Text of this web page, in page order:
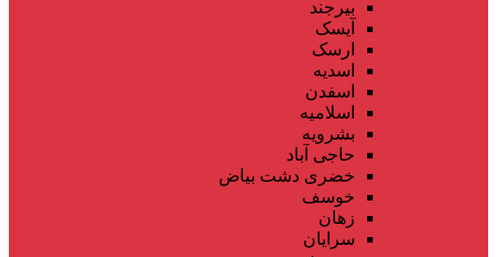
بیرجند
آیسک
ارسک
اسدیه
اسفدن
اسلامیه
بشرویه
حاجی آباد
خضری دشت بیاض
خوسف
زهان
سرایان